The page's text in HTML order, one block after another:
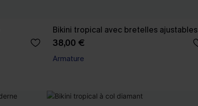
Bikini tropical avec bretelles ajustables
38,00 €
Armature